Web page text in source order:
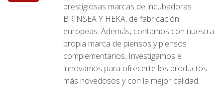
prestigiosas marcas de incubadoras
BRINSEA Y HEKA, de fabricación
europeas. Además, contamos con nuestra
propia marca de piensos y piensos
complementarios. Investigamos e
innovamos para ofrecerte los productos
más novedosos y con la mejor calidad.